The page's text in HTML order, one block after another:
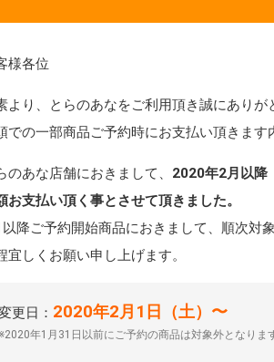
様各位
より、とらのあなをご利用頂き誠にありが
での一部商品ご予約時にお支払い頂きます
のあな店舗におきまして、 2020年2月以降
お支払い頂く事とさせて頂きました。
降ご予約開始商品におきまして、順次対
宜しくお願い申し上げます。
更日： 2020年2月1日（土）〜
年1月31日以前にご予約の商品は対象外となりま